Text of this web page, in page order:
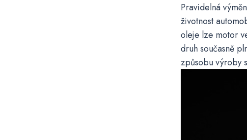
Pravidelná
životnost
oleje lze motor
druh současně
způsobu výroby